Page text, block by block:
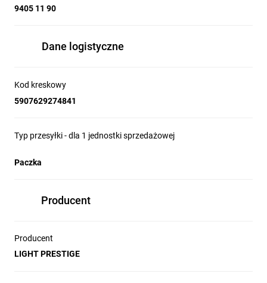
Regulacja wysokości:
Zawartość opakowania:
Instrukcja obsługi, kołki rozporowe,
9405 11 90
Dane logistyczne
Kod kreskowy
5907629274841
Typ przesyłki - dla 1 jednostki sprzedażowej
Paczka
Producent
Producent
LIGHT PRESTIGE